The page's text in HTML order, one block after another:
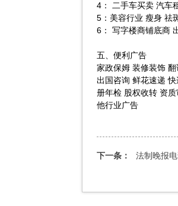
4： 二手车买卖 汽车
5：美容行业 瘦身 祛
6： 写字楼商铺底商
五、便利广告
家政保姆 装修装饰
出国咨询 鲜花速递
册年检 股权收转 资
他行业广告
下一条： 法制晚报